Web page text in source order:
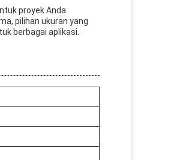
proyek Anda
pilihan ukuran yang
berbagai aplikasi.